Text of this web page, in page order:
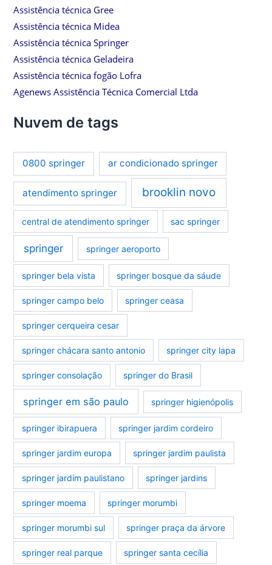
Assistência técnica Gree
Assistência técnica Midea
Assistência técnica Springer
Assistência técnica Geladeira
Assistência técnica fogão Lofra
Agenews Assistência Técnica Comercial Ltda
Nuvem de tags
0800 springer ar condicionado springer
atendimento springer brooklin novo
central de atendimento springer sac springer
springer springer aeroporto
springer bela vista springer bosque da sáude
springer campo belo springer ceasa
springer cerqueira cesar
springer chácara santo antonio springer city lapa
springer consolação springer do Brasil
springer em são paulo springer higienópolis
springer ibirapuera springer jardim cordeiro
springer jardim europa springer jardim paulista
springer jardim paulistano springer jardins
springer moema springer morumbi
springer morumbi sul springer praça da árvore
springer real parque springer santa cecília